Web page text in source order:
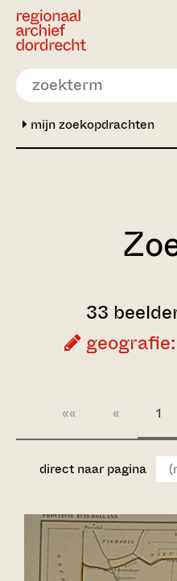
Ga direct naar de inhoud
mijn zoekopdrachten
33
«« « 1
direct naar pagina